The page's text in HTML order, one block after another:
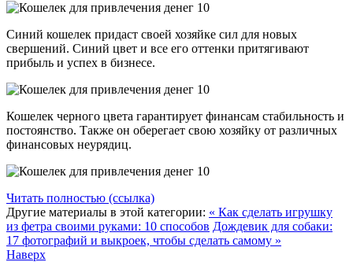
Синий кошелек придаст своей хозяйке сил для новых
свершений. Синий цвет и все его оттенки притягивают
прибыль и успех в бизнесе.
Кошелек черного цвета гарантирует финансам стабильность и
постоянство. Также он оберегает свою хозяйку от различных
финансовых неурядиц.
Читать полностью (ссылка)
Другие материалы в этой категории: « Как сделать игрушку
из фетра своими руками: 10 способов Дождевик для собаки:
17 фотографий и выкроек, чтобы сделать самому »
Наверх